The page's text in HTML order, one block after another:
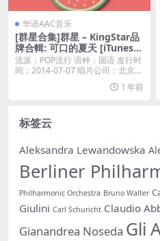
华语AAC音乐
[群星合集]群星 – KingStar品
牌合輯: 可口的夏天 [iTunes P
lus M4A]
流派：POP流行 语种：国语 发行时
间：2014-07-07 唱片公司：北京千
1 年前
标签云
Aleksandra Lewandowska
Berliner
Philharmonic Orchestra Bruno Walter
Giulini Carl Schuricht Claudio
Gianandrea Noseda Gli